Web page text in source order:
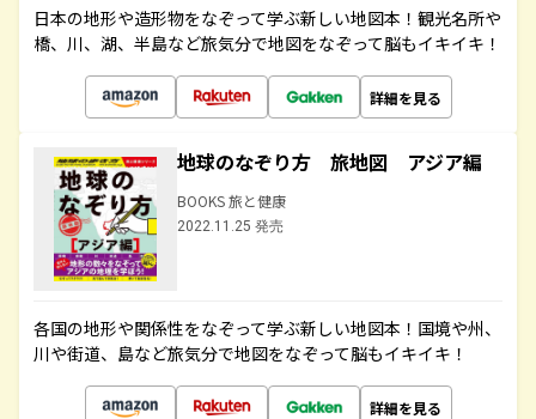
日本の地形や造形物をなぞって学ぶ新しい地図本！観光名所や
橋、川、湖、半島など旅気分で地図をなぞって脳もイキイキ！
詳細を見る
地球のなぞり方 旅地図 アジア編
BOOKS 旅と健康
2022.11.25 発売
各国の地形や関係性をなぞって学ぶ新しい地図本！国境や州、
川や街道、島など旅気分で地図をなぞって脳もイキイキ！
詳細を見る